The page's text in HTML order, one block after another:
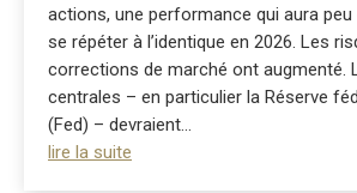
actions, une performance qui aura peu
se répéter à l’identique en 2026. Les
corrections de marché ont augmenté.
centrales – en particulier la Réserve
(Fed) – devraient...
lire la suite